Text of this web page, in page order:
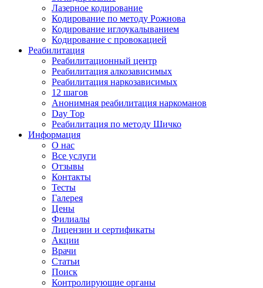
Лазерное кодирование
Кодирование по методу Рожнова
Кодирование иглоукалыванием
Кодирование с провокацией
Реабилитация
Реабилитационный центр
Реабилитация алкозависимых
Реабилитация наркозависимых
12 шагов
Анонимная реабилитация наркоманов
Day Top
Реабилитация по методу Шичко
Информация
О нас
Все услуги
Отзывы
Контакты
Тесты
Галерея
Цены
Филиалы
Лицензии и сертификаты
Акции
Врачи
Статьи
Поиск
Контролирующие органы